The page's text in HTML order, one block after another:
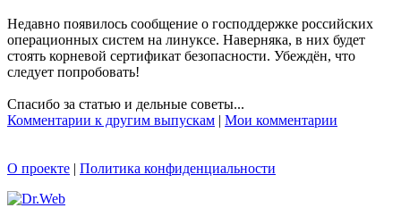
Недавно появилось сообщение о господдержке российских
операционных систем на линуксе. Наверняка, в них будет
стоять корневой сертификат безопасности. Убеждён, что
следует попробовать!
Спасибо за статью и дельные советы...
Комментарии к другим выпускам | Мои комментарии
О проекте | Политика конфиденциальности